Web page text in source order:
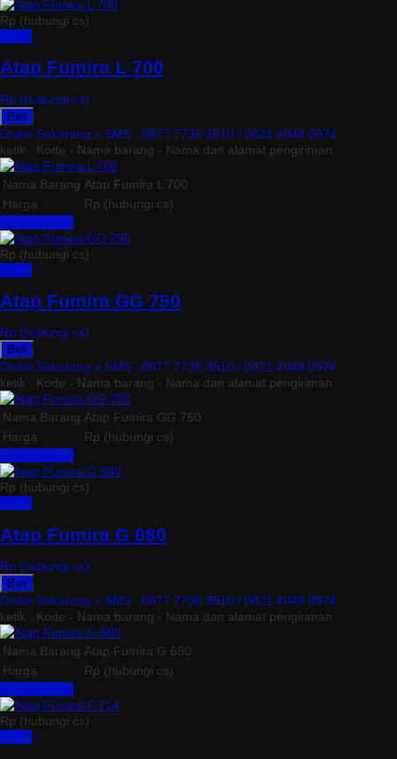
Rp (hubungi cs)
Atap Fumira L 700
Rp (hubungi cs)
Beli
Order Sekarang » SMS : 0877 7736 3510 / 0821 4048 0974
ketik : Kode - Nama barang - Nama dan alamat pengiriman
Nama Barang Atap Fumira L 700
Harga
Rp (hubungi cs)
Rp (hubungi cs)
Atap Fumira GG 750
Rp (hubungi cs)
Beli
Order Sekarang » SMS : 0877 7736 3510 / 0821 4048 0974
ketik : Kode - Nama barang - Nama dan alamat pengiriman
Nama Barang Atap Fumira GG 750
Harga
Rp (hubungi cs)
Rp (hubungi cs)
Atap Fumira G 680
Rp (hubungi cs)
Beli
Order Sekarang » SMS : 0877 7736 3510 / 0821 4048 0974
ketik : Kode - Nama barang - Nama dan alamat pengiriman
Nama Barang Atap Fumira G 680
Harga
Rp (hubungi cs)
Rp (hubungi cs)